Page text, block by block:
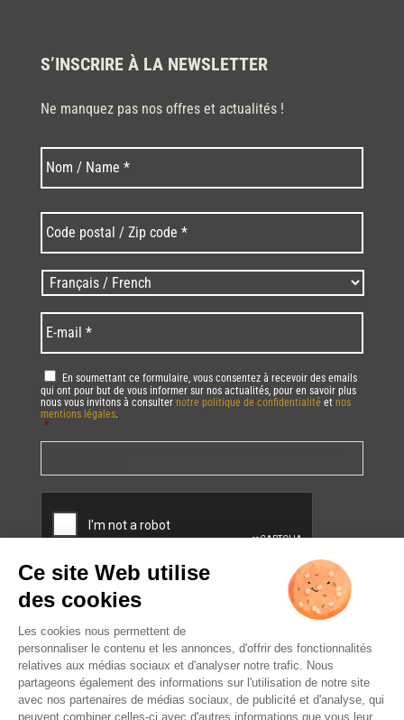
S’INSCRIRE À LA NEWSLETTER
Ne manquez pas nos offres et actualités !
Nom * Nom
postal
/
Zip
code
* *
Langues
/
Language *
mail *
RGPD *
En soumettant ce formulaire, vous consentez à recevoir des emails
qui ont pour but de vous informer sur nos actualités, pour en savoir plus
nous vous invitons à consulter notre politique de confidentialité et nos
mentions légales.
*